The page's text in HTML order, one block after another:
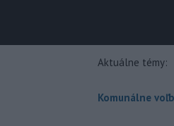
Aktuálne témy:
Komunálne